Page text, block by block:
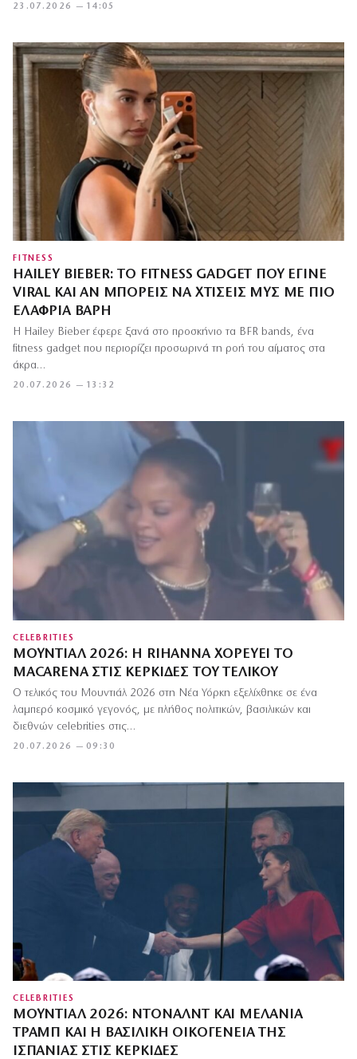
23.07.2026 — 14:05
FITNESS
HAILEY BIEBER: ΤΟ FITNESS GADGET ΠΟΥ ΈΓΙΝΕ
VIRAL ΚΑΙ ΑΝ ΜΠΟΡΕΊΣ ΝΑ ΧΤΊΣΕΙΣ ΜΥΣ ΜΕ ΠΙΟ
ΕΛΑΦΡΙΆ ΒΆΡΗ
20.07.2026 — 13:32
Η Hailey Bieber έφερε ξανά στο προσκήνιο τα BFR bands, ένα
fitness gadget που περιορίζει προσωρινά τη ροή του αίματος στα
άκρα…
CELEBRITIES
ΜΟΥΝΤΙΆΛ 2026: Η RIHANNA ΧΟΡΕΎΕΙ ΤΟ
MACARENA ΣΤΙΣ ΚΕΡΚΊΔΕΣ ΤΟΥ ΤΕΛΙΚΟΎ
20.07.2026 — 09:30
Ο τελικός του Μουντιάλ 2026 στη Νέα Υόρκη εξελίχθηκε σε ένα
λαμπερό κοσμικό γεγονός, με πλήθος πολιτικών, βασιλικών και
διεθνών celebrities στις…
CELEBRITIES
ΜΟΥΝΤΙΆΛ 2026: ΝΤΌΝΑΛΝΤ ΚΑΙ ΜΕΛΆΝΙΑ
ΤΡΑΜΠ ΚΑΙ Η ΒΑΣΙΛΙΚΉ ΟΙΚΟΓΈΝΕΙΑ ΤΗΣ
ΙΣΠΑΝΊΑΣ ΣΤΙΣ ΚΕΡΚΊΔΕΣ